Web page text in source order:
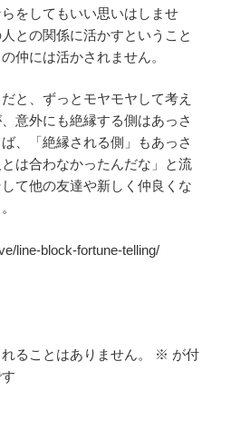
をしてもいい思いはしませ
との関係に活かすということ
仲には活かされません。
と、ずっとモヤモヤして考え
意外にも絶縁する側はあっさ
、「絶縁される側」もあっさ
は合わなかったんだな」と流
て他の友達や新しく仲良くな
line-block-fortune-telling/
ることはありません。 ※ が付